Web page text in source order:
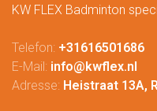
KW FLEX Badminton
Telefon: +31616501686
E-Mail: info@kwflex.nl
Adresse: Heistraat 13A,